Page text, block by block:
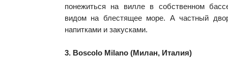
понежиться на вилле в собственном
видом на блестящее море. А частный
напитками и закусками.
3. Boscolo Milano (Милан, Италия)